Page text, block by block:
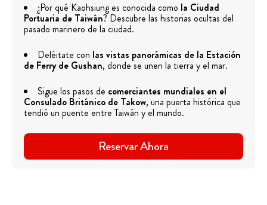
¿Por qué Kaohsiung es conocida como la Ciudad
Portuaria de Taiwán? Descubre las historias ocultas del
pasado marinero de la ciudad.
Deléitate con las vistas panorámicas de la Estación
de Ferry de Gushan, donde se unen la tierra y el mar.
Sigue los pasos de comerciantes mundiales en el
Consulado Británico de Takow, una puerta histórica que
tendió un puente entre Taiwán y el mundo.
Reservar Ahora